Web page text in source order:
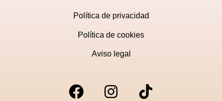
Política de privacidad
Política de cookies
Aviso legal